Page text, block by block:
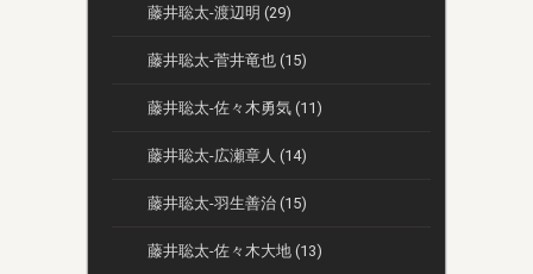
藤井聡太-渡辺明 (29)
藤井聡太-菅井竜也 (15)
藤井聡太-佐々木勇気 (11)
藤井聡太-広瀬章人 (14)
藤井聡太-羽生善治 (15)
藤井聡太-佐々木大地 (13)